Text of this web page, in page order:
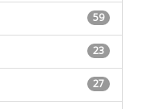
59
23
27